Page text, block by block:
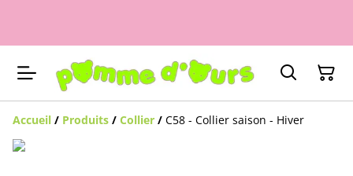
Accueil / Produits / Collier / C58 - Collier saison - Hiver